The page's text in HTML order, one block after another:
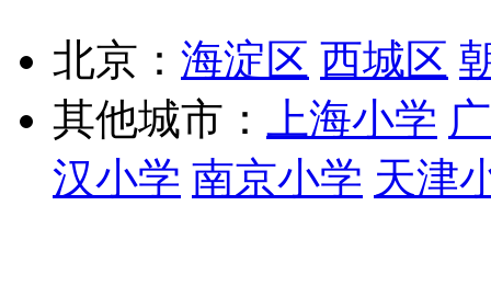
北京： 海淀区 西城区
其他城市：
上海小学
汉小学 南京小学 天津